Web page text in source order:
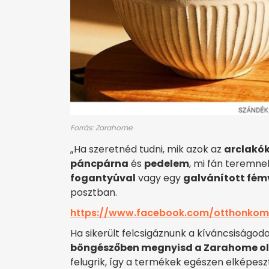
Forrás: Zarahome
„Ha szeretnéd tudni, mik azok az
páncpárna és pedelem, mi fán
fogantyúval vagy egy galvánított
posztban.
https://www.facebook.com/
Ha sikerült felcsigáznunk a
böngészőben megnyisd a Zarahome
felugrik, így a termékek egészen